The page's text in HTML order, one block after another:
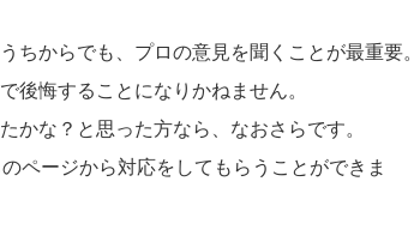
ちからでも、プロの意見を聞くことが最重要。
後悔することになりかねません。
かな？と思った方なら、なおさらです。
ページから対応をしてもらうことができま